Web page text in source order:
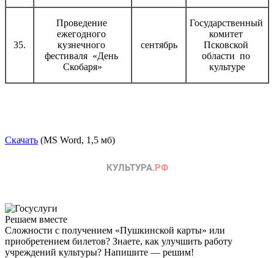
35.
Проведение
ежегодного
кузнечного
фестиваля «День
Скобаря»
сентябрь
Государственный
комитет
Псковской
области по
культуре
Скачать (MS Word, 1,5 мб)
Решаем вместе
Сложности с получением «Пушкинской карты» или
приобретением билетов? Знаете, как улучшить работу
учреждений культуры? Напишите — решим!